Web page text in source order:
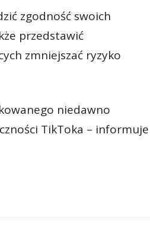
zgodność swoich
przedstawić
zmniejszać ryzyko
niedawno
TikToka – informuje